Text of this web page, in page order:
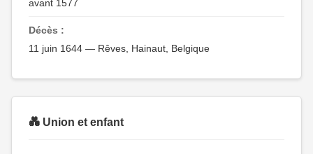
avant 1577
Décès :
11 juin 1644 — Rêves, Hainaut, Belgique
💑 Union et enfant